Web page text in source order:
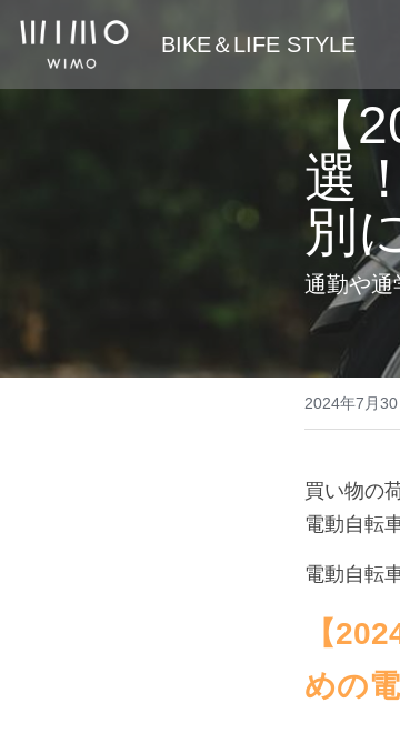
BIKE＆LIFE STYLE
【
選
別
通勤や通
2024年7月30
買い物の
電動自転
電動自転
【
めの